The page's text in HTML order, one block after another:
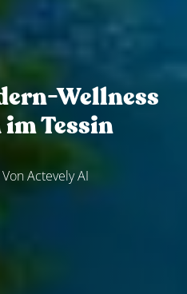
Wellness
Tessin
VonActevely AI